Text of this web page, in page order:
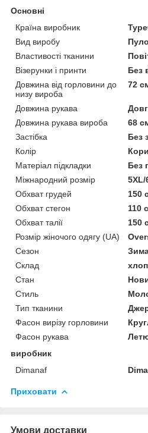
Основні
Країна виробник
Вид виробу
Властивості тканини
Візерунки і принти
Без
Довжина від горловини до
низу вироба
72
Довжина рукава
Довжина рукава вироба
68
Застібка
Без
Колір
Матеріал підкладки
Без
Міжнародний розмір
5XL/
Обхват грудей
150
Обхват стегон
110
Обхват талії
150
Розмір жіночого одягу (UA)
Сезон
Склад
Стан
Стиль
Тип тканини
Фасон вирізу горловини
Фасон рукава
виробник
Dimanaf
Приховати
Умови доставки